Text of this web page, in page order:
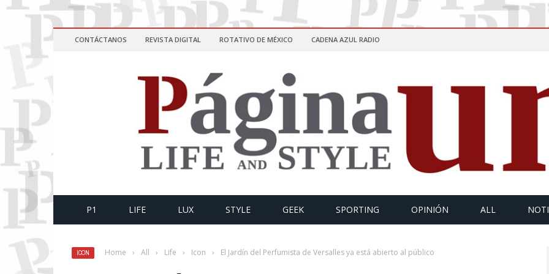
CONTÁCTANOS REVISTA DIGITAL ROTATIVO DE MÉXICO CADENA AZUL RADIO
P1 LIFE LUX STYLE GEEK SPORTING OPINIÓN ALL
ICON Home › All › Life › Icon › El Jardín del Perfumista de Versalles ya está abierto al público